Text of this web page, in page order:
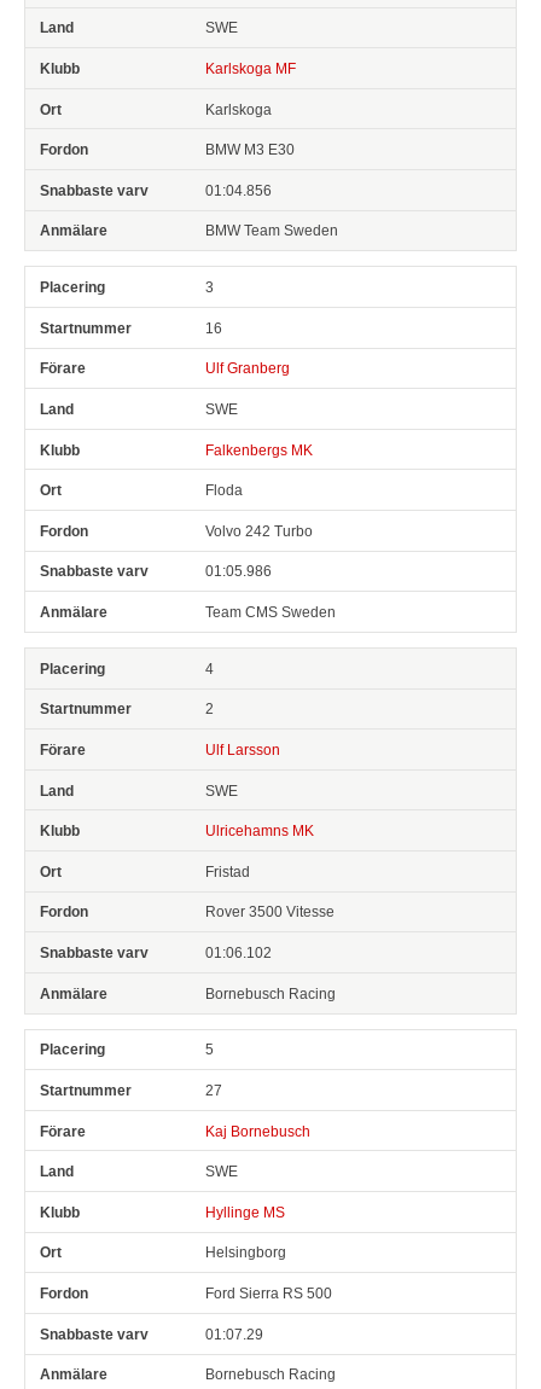
SWE
Karlskoga MF
Karlskoga
BMW M3 E30
01:04.856
BMW Team Sweden
3
16
Ulf Granberg
SWE
Falkenbergs MK
Floda
Volvo 242 Turbo
01:05.986
Team CMS Sweden
4
2
Ulf Larsson
SWE
Ulricehamns MK
Fristad
Rover 3500 Vitesse
01:06.102
Bornebusch Racing
5
27
Kaj Bornebusch
SWE
Hyllinge MS
Helsingborg
Ford Sierra RS 500
01:07.29
Bornebusch Racing